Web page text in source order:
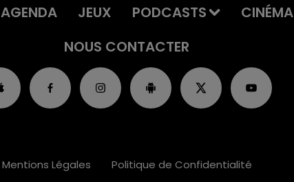
AGENDA JEUX PODCASTS CINÉMA
NOUS CONTACTER
Mentions Légales Politique de Confidentialité